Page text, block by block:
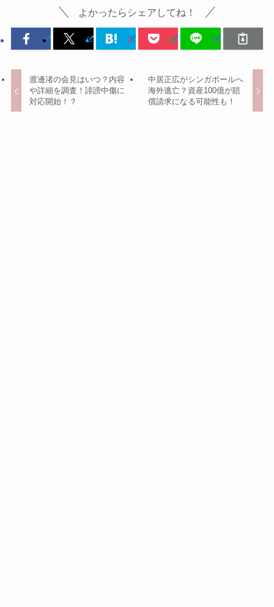
よかったらシェアしてね！
渡邊渚の会見はいつ？内容
や詳細を調査！誹謗中傷に
対応開始！？
中居正広がシンガポールへ
海外逃亡？資産100億が賠
償請求になる可能性も！